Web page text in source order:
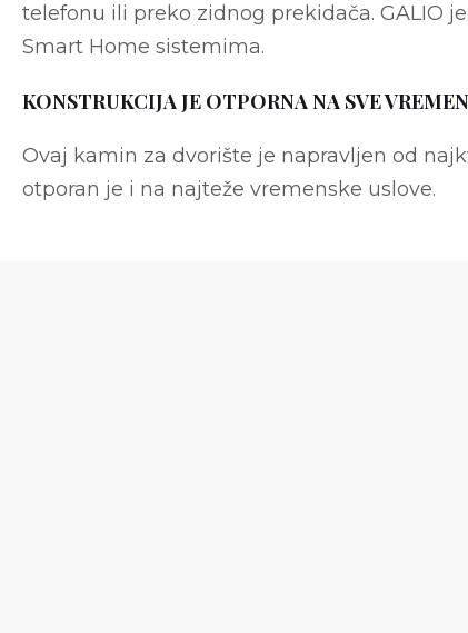
telefonu ili preko zidnog prekidača. GALIO
Smart Home sistemima.
KONSTRUKCIJA JE OTPORNA NA SVE
Ovaj kamin za dvorište je napravljen od
otporan je i na najteže vremenske uslove.